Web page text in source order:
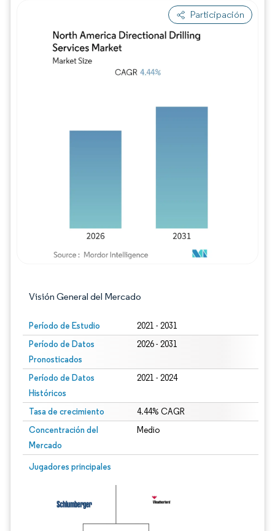
Participación
Visión General del Mercado
Período de Estudio 2021 - 2031
Período de Datos
Pronosticados
2026 - 2031
Período de Datos
Históricos
2021 - 2024
Tasa de crecimiento 4.44% CAGR
Concentración del
Mercado
Medio
Jugadores principales
Imagen © Mordor Intelligence. El uso requiere atribución según CC BY 4.0.